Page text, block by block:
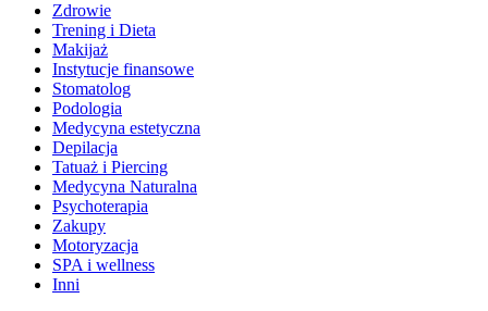
Zdrowie
Trening i Dieta
Makijaż
Instytucje finansowe
Stomatolog
Podologia
Medycyna estetyczna
Depilacja
Tatuaż i Piercing
Medycyna Naturalna
Psychoterapia
Zakupy
Motoryzacja
SPA i wellness
Inni